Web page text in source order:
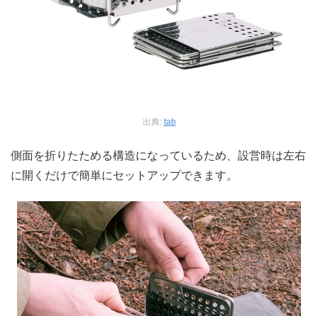
出典: tab
側面を折りたためる構造になっているため、設営時は左右
に開くだけで簡単にセットアップできます。